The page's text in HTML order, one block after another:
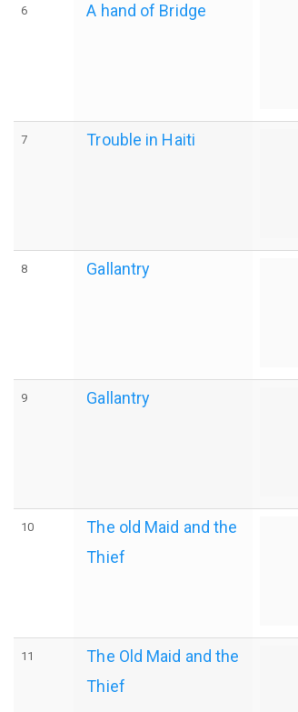
6 A hand of Bridge
7 Trouble in Haiti
8 Gallantry
9 Gallantry
10
The old Maid and the
Thief
11
The Old Maid and the
Thief